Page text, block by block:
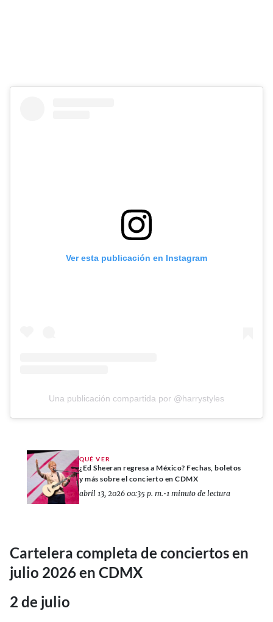
Ver esta publicación en Instagram
Una publicación compartida por @harrystyles
QUÉ VER
¿Ed Sheeran regresa a México? Fechas, boletos
y más sobre el concierto en CDMX
abril 13, 2026 00:35 p. m.•1 minuto de lectura
Cartelera completa de conciertos en
julio 2026 en CDMX
2 de julio